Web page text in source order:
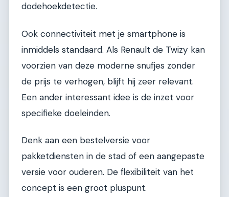
dodehoekdetectie.
Ook connectiviteit met je smartphone is
inmiddels standaard. Als Renault de Twizy kan
voorzien van deze moderne snufjes zonder
de prijs te verhogen, blijft hij zeer relevant.
Een ander interessant idee is de inzet voor
specifieke doeleinden.
Denk aan een bestelversie voor
pakketdiensten in de stad of een aangepaste
versie voor ouderen. De flexibiliteit van het
concept is een groot pluspunt.